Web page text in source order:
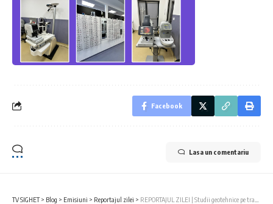
Facebook
Lasa un comentariu
TV SIGHET> Blog > Emisiuni > Reportajul zilei > REPORTAJUL ZILEI | Studii geotehnice pe traseul viitoarei centuri ocolitoare a municipiului Sighetu Marmației